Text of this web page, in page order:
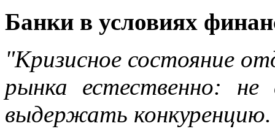
Банки в условиях
"Кризисное состояние
рынка естественно: не
выдержать конкуренцию.